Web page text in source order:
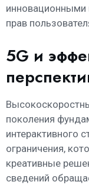
инновационными
прав
5G и
поколения
интерактивного
ограничения,
креативные
сведений